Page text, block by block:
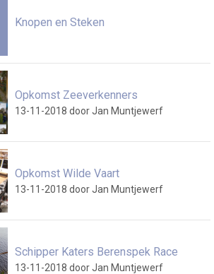
Knopen en Steken
Opkomst Zeeverkenners
13-11-2018 door Jan Muntjewerf
Opkomst Wilde Vaart
13-11-2018 door Jan Muntjewerf
Schipper Katers Berenspek Race
13-11-2018 door Jan Muntjewerf